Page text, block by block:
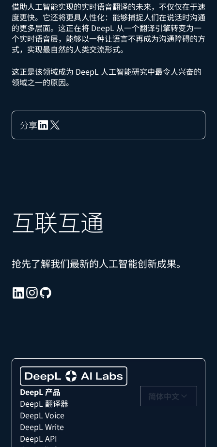
借助人工智能实现的实时语音翻译的未来，不仅仅在于速
度更快。它还将更具人性化：能够捕捉人们在说话时沟通
的更多层面。这正在将 DeepL 从一个翻译引擎转变为一
个实时语音层，能够以一种让语言不再成为沟通障碍的方
式，实现最自然的人类交流形式。
这正是该领域成为 DeepL 人工智能研究中最令人兴奋的
领域之一的原因。
分享
互联互通
抢先了解我们最新的人工智能创新成果。
DeepL 产品
DeepL 翻译器
DeepL Voice
DeepL Write
DeepL API
简体中文